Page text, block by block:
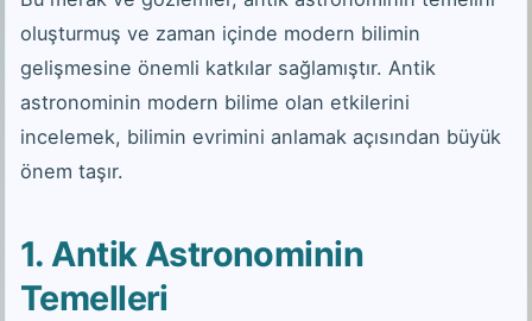
oluşturmuş ve zaman içinde modern bilimin
gelişmesine önemli katkılar sağlamıştır. Antik
astronominin modern bilime olan etkilerini
incelemek, bilimin evrimini anlamak açısından büyük
önem taşır.
1. Antik Astronominin
Temelleri